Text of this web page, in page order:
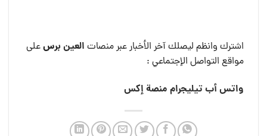
اشترك وانظم ليصلك آخر الأخبار عبر منصات العين برسعلى
مواقع التواصل الإجتماعي :
واتس أبتيليجرام منصة إكس